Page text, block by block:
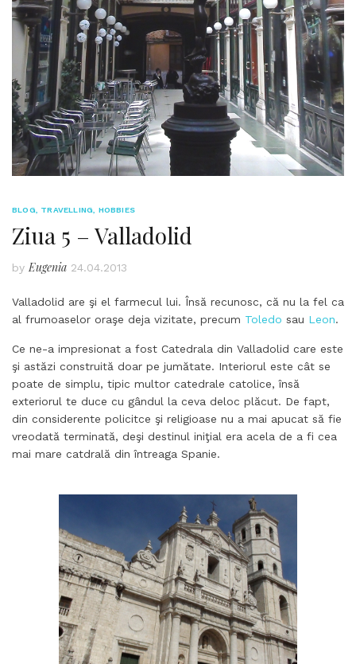
BLOG TRAVELLING HOBBIES
Ziua 5 – Valladolid
by Eugenia 24.04.2013
Valladolid are şi el farmecul lui. Însă recunosc, că nu la fel ca
al frumoaselor oraşe deja vizitate, precum Toledo sau Leon.
Ce ne-a impresionat a fost Catedrala din Valladolid care este
şi astăzi construită doar pe jumătate. Interiorul este cât se
poate de simplu, tipic multor catedrale catolice, însă
exteriorul te duce cu gândul la ceva deloc plăcut. De fapt,
din considerente policitce şi religioase nu a mai apucat să fie
vreodată terminată, deşi destinul iniţial era acela de a fi cea
mai mare catdrală din întreaga Spanie.